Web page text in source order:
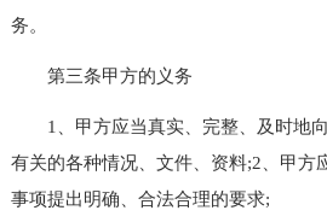
务。
第三条甲方的义务
1、甲方应当真实、完整、及时地向
有关的各种情况、文件、资料;2、甲方
事项提出明确、合法合理的要求;